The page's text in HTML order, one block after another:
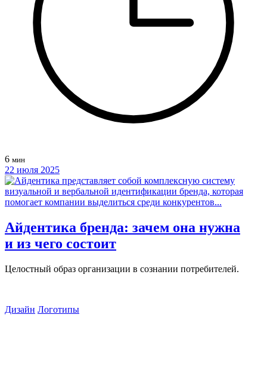
6 мин
22 июля 2025
Айдентика бренда: зачем она нужна
и из чего состоит
Целостный образ организации в сознании потребителей.
Дизайн Логотипы